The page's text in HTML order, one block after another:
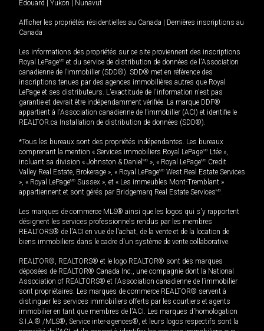
Édouard
Yukon Nunavut
Afficher les propriétés résidentielles au Canada
Dernières inscriptions au
Canada
Les informations des propriétés sur ce site proviennent des inscriptions
Royal LePageMD et du service de distribution de données de l'Association
canadienne de l’immobilier (SDD®). SDD® met en référence des
inscriptions tenues par des agences immobilières autres que Royal
LePage et ses distributeurs. L'exactitude de l'information n'est pas
garantie et devrait être indépendamment vérifiée. La marque DDF®
appartient à l'Association canadienne de l’immobilier (ACI) et identifie le
REALTOR.ca Installation de distribution de données (SDD®).
*Tous les bureaux sont des propriétés indépendantes. Les bureaux
comprenant la mention « Services immobiliers Royal LePageMD Ltée »,
incluant sa division « Johnston & Daniel MD », « Royal LePageMD Credit
Valley Real Estate, Brokerage », « Royal LePageMD West Real Estate Services
», « Royal LePageMD Sussex », et « Les immeubles Mont-Tremblant »
appartiennent et sont gérés par Bridgemarq Real Estate ServicesMD.
Les marques de commerce MLS® ainsi que les logos qui s'y rapportent
désignent les services professionnels rendus par les membres
REALTORS® de l'ACI en vue de l'achat, de la vente et de la location de
biens immobiliers dans le cadre d'un système de vente collaborative.
REALTOR®, REALTORS® et le logo REALTOR® sont des marques
déposées de REALTOR® Canada Inc., une compagnie dont la National
Association of REALTORS® et l'Association canadienne de l’immobilier
sont propriétaires. Les marques de commerce REALTOR® servent à
distinguer les services immobiliers offerts par les courtiers et agents
immobilier en tant que membres de l'ACI. Les marques d'homologation
S.I.A.® /MLS®, Service inter-agences®, et leurs logos respectifs sont la